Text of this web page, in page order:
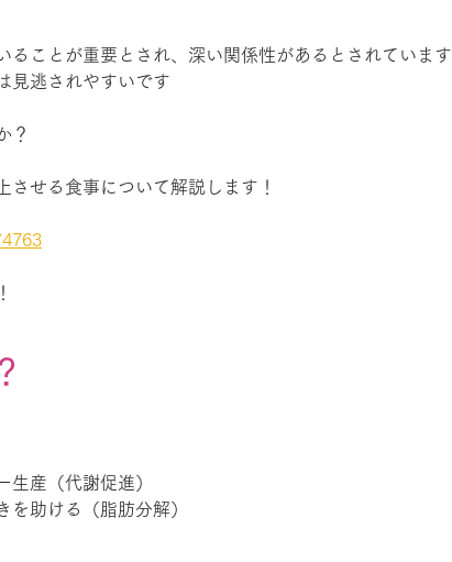
ることが重要とされ、深い関係性があるとされています
見逃されやすいです
？
せる食事について解説します！
生産（代謝促進）
助ける（脂肪分解）